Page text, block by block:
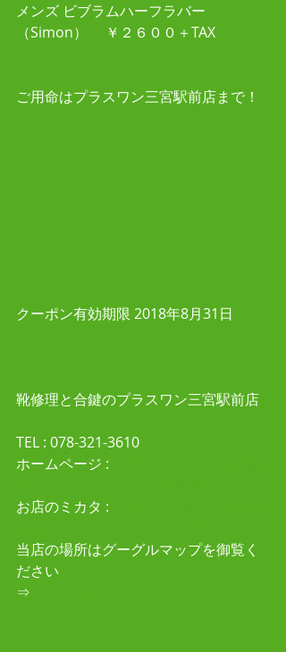
メンズ ビブラムハーフラバー
（Simon）　 ￥２６００＋TAX
ご用命はプラスワン三宮駅前店まで！
クーポン有効期限 2018年8月31日
靴修理と合鍵のプラスワン三宮駅前店
TEL : 078-321-3610
ホームページ :
お店のミカタ :
当店の場所はグーグルマップを御覧く
ださい
⇒